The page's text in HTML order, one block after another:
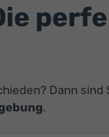
Dann sind
.